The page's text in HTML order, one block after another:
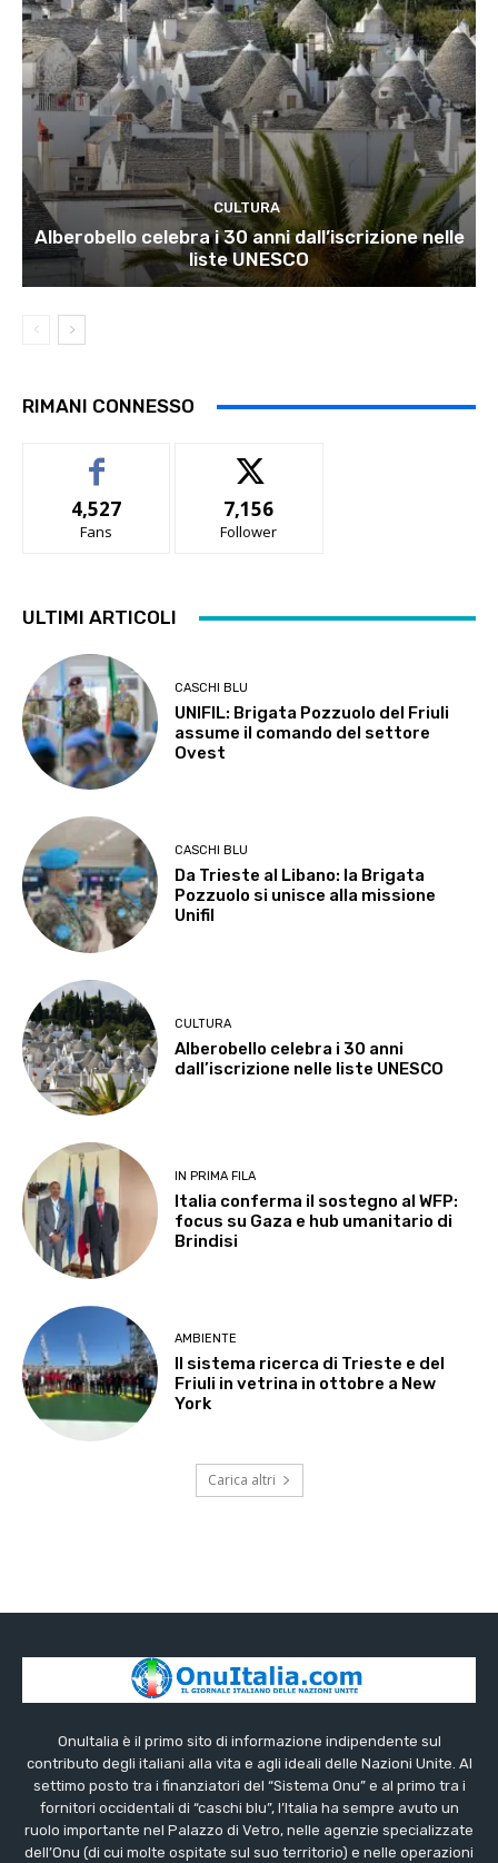
CULTURA
Alberobello celebra i 30 anni dall’iscrizione nelle
liste UNESCO
RIMANI CONNESSO
4,527
Fans
7,156
Follower
ULTIMI ARTICOLI
CASCHI BLU
UNIFIL: Brigata Pozzuolo del Friuli
assume il comando del settore
Ovest
CASCHI BLU
Da Trieste al Libano: la Brigata
Pozzuolo si unisce alla missione
Unifil
CULTURA
Alberobello celebra i 30 anni
dall’iscrizione nelle liste UNESCO
IN PRIMA FILA
Italia conferma il sostegno al WFP:
focus su Gaza e hub umanitario di
Brindisi
AMBIENTE
Il sistema ricerca di Trieste e del
Friuli in vetrina in ottobre a New
York
Carica altri
OnuItalia è il primo sito di informazione indipendente sul
contributo degli italiani alla vita e agli ideali delle Nazioni Unite. Al
settimo posto tra i finanziatori del “Sistema Onu” e al primo tra i
fornitori occidentali di “caschi blu”, l’Italia ha sempre avuto un
ruolo importante nel Palazzo di Vetro, nelle agenzie specializzate
dell’Onu (di cui molte ospitate sul suo territorio) e nelle operazioni